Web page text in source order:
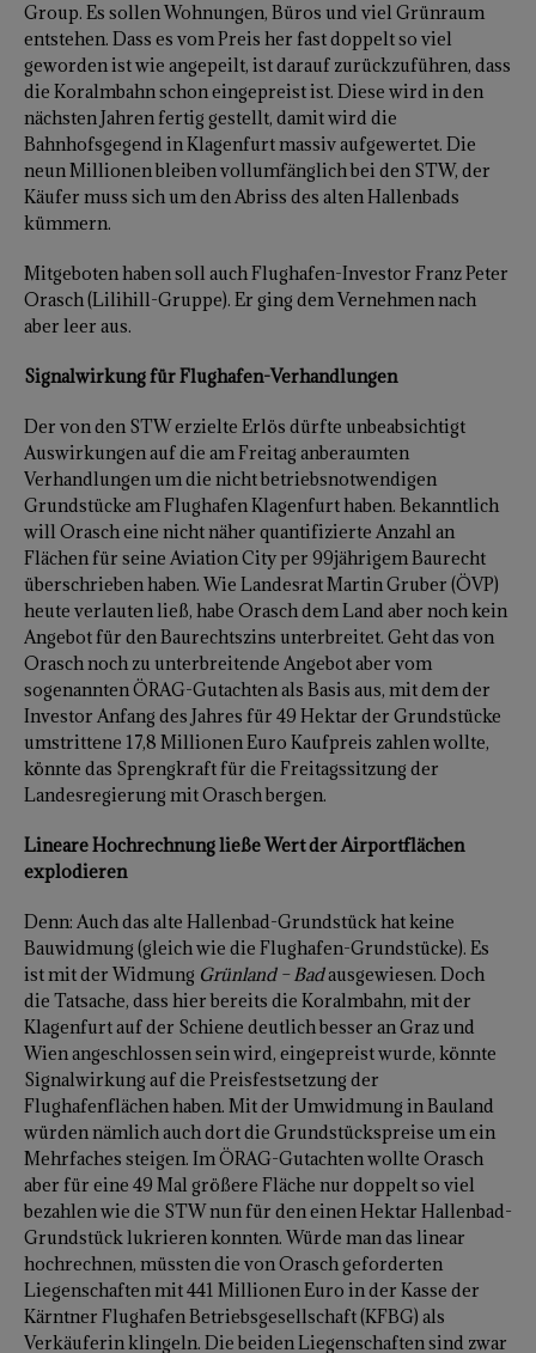
Group. Es sollen Wohnungen, Büros und viel Grünraum
entstehen. Dass es vom Preis her fast doppelt so viel
geworden ist wie angepeilt, ist darauf zurückzuführen, dass
die Koralmbahn schon eingepreist ist. Diese wird in den
nächsten Jahren fertig gestellt, damit wird die
Bahnhofsgegend in Klagenfurt massiv aufgewertet. Die
neun Millionen bleiben vollumfänglich bei den STW, der
Käufer muss sich um den Abriss des alten Hallenbads
kümmern.
Mitgeboten haben soll auch Flughafen-Investor Franz Peter
Orasch (Lilihill-Gruppe). Er ging dem Vernehmen nach
aber leer aus.
Signalwirkung für Flughafen-Verhandlungen
Der von den STW erzielte Erlös dürfte unbeabsichtigt
Auswirkungen auf die am Freitag anberaumten
Verhandlungen um die nicht betriebsnotwendigen
Grundstücke am Flughafen Klagenfurt haben. Bekanntlich
will Orasch eine nicht näher quantifizierte Anzahl an
Flächen für seine Aviation City per 99jährigem Baurecht
überschrieben haben. Wie Landesrat Martin Gruber (ÖVP)
heute verlauten ließ, habe Orasch dem Land aber noch kein
Angebot für den Baurechtszins unterbreitet. Geht das von
Orasch noch zu unterbreitende Angebot aber vom
sogenannten ÖRAG-Gutachten als Basis aus, mit dem der
Investor Anfang des Jahres für 49 Hektar der Grundstücke
umstrittene 17,8 Millionen Euro Kaufpreis zahlen wollte,
könnte das Sprengkraft für die Freitagssitzung der
Landesregierung mit Orasch bergen.
Lineare Hochrechnung ließe Wert der Airportflächen
explodieren
Denn: Auch das alte Hallenbad-Grundstück hat keine
Bauwidmung (gleich wie die Flughafen-Grundstücke). Es
ist mit der Widmung Grünland – Badausgewiesen. Doch
die Tatsache, dass hier bereits die Koralmbahn, mit der
Klagenfurt auf der Schiene deutlich besser an Graz und
Wien angeschlossen sein wird, eingepreist wurde, könnte
Signalwirkung auf die Preisfestsetzung der
Flughafenflächen haben. Mit der Umwidmung in Bauland
würden nämlich auch dort die Grundstückspreise um ein
Mehrfaches steigen. Im ÖRAG-Gutachten wollte Orasch
aber für eine 49 Mal größere Fläche nur doppelt so viel
bezahlen wie die STW nun für den einen Hektar Hallenbad-
Grundstück lukrieren konnten. Würde man das linear
hochrechnen, müssten die von Orasch geforderten
Liegenschaften mit 441 Millionen Euro in der Kasse der
Kärntner Flughafen Betriebsgesellschaft (KFBG) als
Verkäuferin klingeln. Die beiden Liegenschaften sind zwar